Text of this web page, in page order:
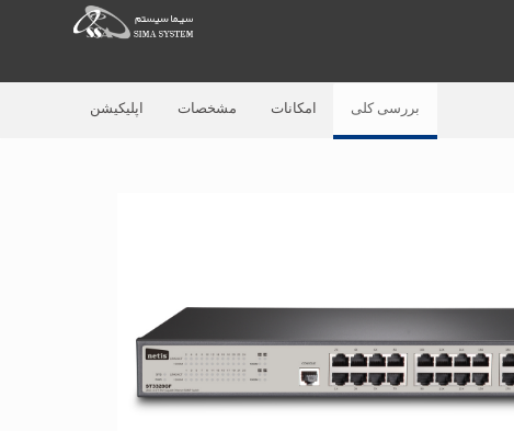
بررسی کلی امکانات مشخصات اپلیکیشن